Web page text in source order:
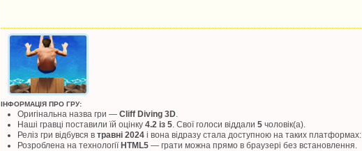
ІНФОРМАЦІЯ ПРО ГРУ:
Оригінальна назва гри — Cliff Diving 3D
Наші гравці поставили їй оцінку 4.2 із 5 . Свої голоси віддали 5 чоловік(а).
Реліз гри відбувся в травні 2024 і вона відразу стала доступною на таких платформах:
Розроблена на технологіїHTML5 — грати можна прямо в браузері без встановлення.